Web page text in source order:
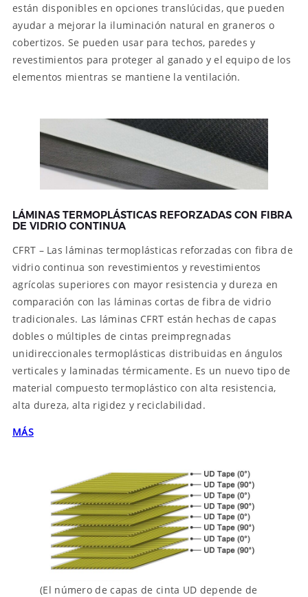
están disponibles en opciones translúcidas, que pueden
ayudar a mejorar la iluminación natural en graneros o
cobertizos. Se pueden usar para techos, paredes y
revestimientos para proteger al ganado y el equipo de los
elementos mientras se mantiene la ventilación.
LÁMINAS TERMOPLÁSTICAS REFORZADAS CON FIBRA
DE VIDRIO CONTINUA
CFRT – Las láminas termoplásticas reforzadas con fibra de
vidrio continua son revestimientos y revestimientos
agrícolas superiores con mayor resistencia y dureza en
comparación con las láminas cortas de fibra de vidrio
tradicionales. Las láminas CFRT están hechas de capas
dobles o múltiples de cintas preimpregnadas
unidireccionales termoplásticas distribuidas en ángulos
verticales y laminadas térmicamente. Es un nuevo tipo de
material compuesto termoplástico con alta resistencia,
alta dureza, alta rigidez y reciclabilidad.
MÁS
(El número de capas de cinta UD depende de